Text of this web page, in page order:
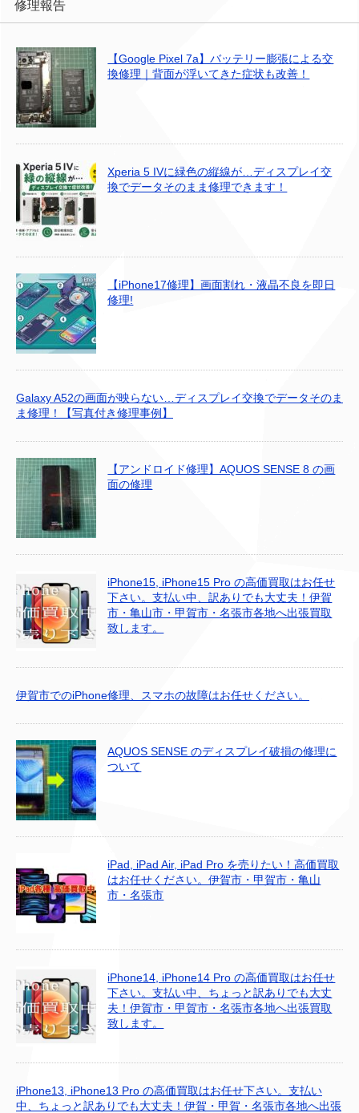
修理報告
【Google Pixel 7a】バッテリー膨張による交
換修理｜背面が浮いてきた症状も改善！
Xperia 5 IVに緑色の縦線が…ディスプレイ交
換でデータそのまま修理できます！
【iPhone17修理】画面割れ・液晶不良を即日
修理!
Galaxy A52の画面が映らない…ディスプレイ交換でデータそのま
ま修理！【写真付き修理事例】
【アンドロイド修理】AQUOS SENSE 8 の画
面の修理
iPhone15, iPhone15 Pro の高価買取はお任せ
下さい。支払い中、訳ありでも大丈夫！伊賀
市・亀山市・甲賀市・名張市各地へ出張買取
致します。
伊賀市でのiPhone修理、スマホの故障はお任せください。
AQUOS SENSE のディスプレイ破損の修理に
ついて
iPad, iPad Air, iPad Pro を売りたい！高価買取
はお任せください。伊賀市・甲賀市・亀山
市・名張市
iPhone14, iPhone14 Pro の高価買取はお任せ
下さい。支払い中、ちょっと訳ありでも大丈
夫！伊賀市・甲賀市・名張市各地へ出張買取
致します。
iPhone13, iPhone13 Pro の高価買取はお任せ下さい。支払い
中、ちょっと訳ありでも大丈夫！伊賀・甲賀・名張市各地へ出張